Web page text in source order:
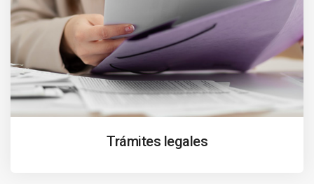
Trámites legales